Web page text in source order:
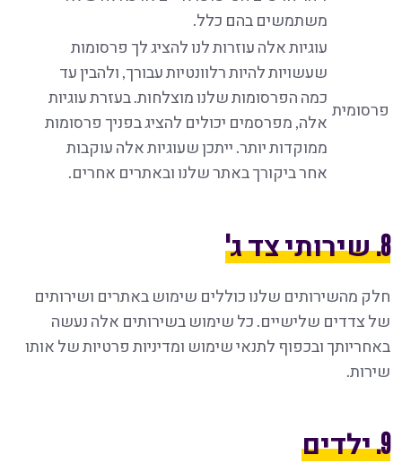
משתמשים בהם כלל.
פרסומית
עוגיות אלה עוזרות לנו להציג לך פרסומות
שעשויות להיות רלוונטיות עבורך, ולהבין עד
כמה הפרסומות שלנו מוצלחות. בעזרת עוגיות
אלה, מפרסמים יכולים להציג בפניך פרסומות
ממוקדות יותר. ייתכן שעוגיות אלה עוקבות
אחר ביקורך באתר שלנו ובאתרים אחרים.
8. שירותי צד ג'
חלק מהשירותים שלנו כוללים שימוש באתרים ושירותים
של צדדים שלישיים. כל שימוש בשירותים אלה נעשה
באחריותך ובכפוף לתנאי שימוש ומדיניות פרטיות של אותו
שירות.
9. ילדים